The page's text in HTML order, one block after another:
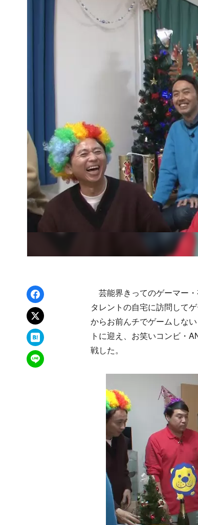
Facebookでシェア
xでポスト
はてなブックマーク
LINEで送る
芸能界きってのゲーマー
タレントの自宅に訪問して
からお前んチでゲームしな
トに迎え、お笑いコンビ・
戦した。